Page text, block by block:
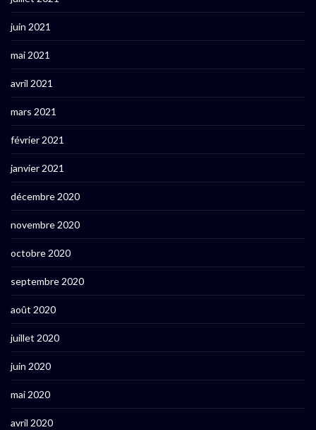
juin 2021
mai 2021
avril 2021
mars 2021
février 2021
janvier 2021
décembre 2020
novembre 2020
octobre 2020
septembre 2020
août 2020
juillet 2020
juin 2020
mai 2020
avril 2020